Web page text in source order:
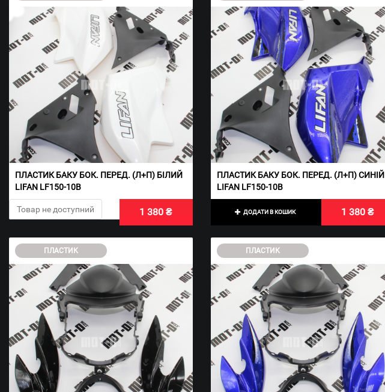
ПЛАСТИК БАКУ БОК. ПЕРЕД. (Л+П) БІЛИЙ
LIFAN LF150-10B
Товар не доступний 1 380 ₴
ПЛАСТИК БАКУ БОК. ПЕРЕД. (Л+П) СИНІЙ
LIFAN LF150-10B
ДОДАТИ В КОШИК 1 380 ₴
ПЛАСТИК ПЛАСТИК